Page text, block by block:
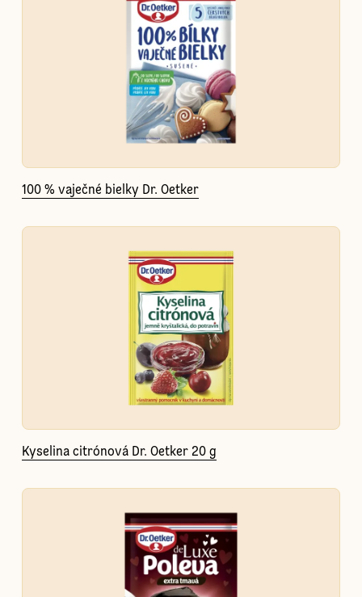
100 % vaječné bielky Dr. Oetker
Kyselina citrónová Dr. Oetker 20 g